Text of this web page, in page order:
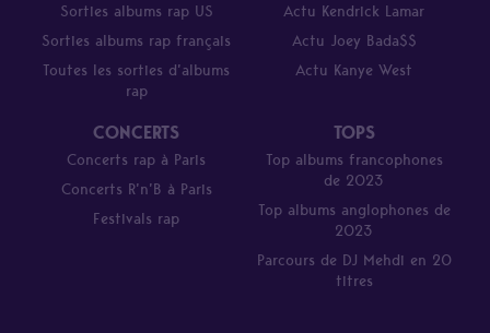
Sorties albums rap US
Sorties albums rap français
Toutes les sorties d’albums
rap
Actu Kendrick Lamar
Actu Joey Bada$$
Actu Kanye West
CONCERTS
Concerts rap à Paris
Concerts R’n’B à Paris
Festivals rap
TOPS
Top albums francophones
de 2023
Top albums anglophones de
2023
Parcours de DJ Mehdi en 20
titres